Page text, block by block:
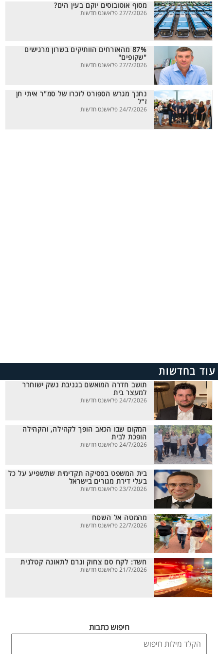
מסוף אוטובוסים יוקם בעין הים?
27/7/2026 פלאשנט חדשות
87% מהאזרחים הוותיקים בשרון מרגישים
"שקופים"
27/7/2026 פלאשנט חדשות
נחנך מגרש הספורט לזכרו של סמ"ר איתי חן
ז"ל
24/7/2026 פלאשנט חדשות
עוד בחדשות
תושב חדרה המואשם בגניבת נשק ישוחרר
למעצר בית
24/7/2026 פלאשנט חדשות
המקום שבו הכאב הופך לקהילה, והקהילה
הופכת לבית
24/7/2026 פלאשנט חדשות
בית המשפט בפסיקה תקדימית שתשפיע על כל
בעלי דירת מגורים בישראל
23/7/2026 פלאשנט חדשות
מהמטה אל השטח
22/7/2026 פלאשנט חדשות
חשד: לקח סם צחוק וגרם לתאונה קטלנית
21/7/2026 פלאשנט חדשות
חיפוש כתבות